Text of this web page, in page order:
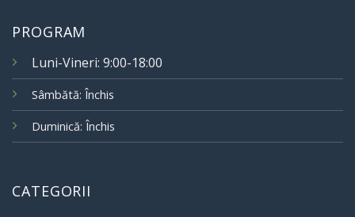
PROGRAM
Luni-Vineri: 9:00-18:00
Sâmbătă: Închis
Duminică: Închis
CATEGORII